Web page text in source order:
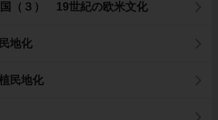
（３） 19世紀の欧米文化
地化
民地化